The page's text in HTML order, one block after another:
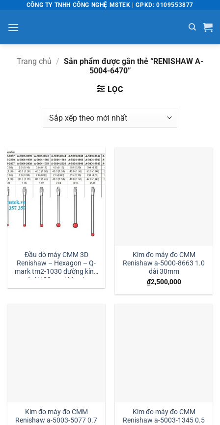
nội
dung
CÔNG TY TNHH CÔNG NGHỆ MSTEK | GPKD: 0109553877
Trang chủ / Sản phẩm được gắn thẻ “RENISHAW A-
5004-6470”
LỌC
Đầu dò máy CMM 3D
Renishaw – Hexagon – Q-
mark tm2-1030 đường kính
1 dài 30mm:| Mstek
Technology
Kim đo máy đo CMM
Renishaw a-5000-8663 1.0
dài 30mm
₫2,500,000
Kim đo máy đo CMM
Renishaw a-5003-5077 0.7
Kim đo máy đo CMM
Renishaw a-5003-1345 0.5